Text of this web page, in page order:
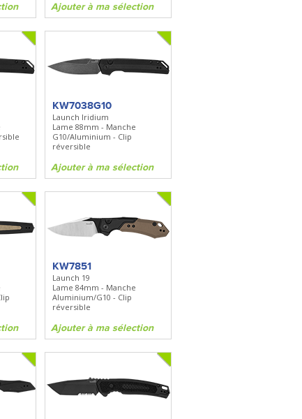
FKDC4
Diamant/céramique - Etui cuir
Ajouter à ma sélection
Ajouter à ma sélection
KW7038G10
Launch Iridium
Lame 88mm - Manche
G10/Aluminium - Clip
réversible
Ajouter à ma sélection
KW7851
Launch 19
Lame 84mm - Manche
Aluminium/G10 - Clip
réversible
Ajouter à ma sélection